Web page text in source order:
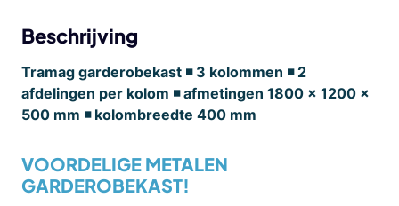
Beschrijving
Tramag garderobekast ◾ 3 kolommen ◾ 2
afdelingen per kolom ◾ afmetingen 1800 x 1200 x
500 mm ◾ kolombreedte 400 mm
VOORDELIGE METALEN
GARDEROBEKAST!